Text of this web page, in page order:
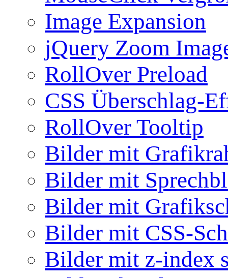
Image Expansion
jQuery Zoom
RollOver Preload
CSS Überschlag-
RollOver Tooltip
Bilder mit
Bilder mit
Bilder mit
Bilder mit CSS-
Bilder mit z-index